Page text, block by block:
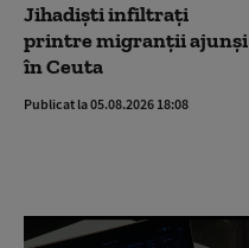
Jihadiști infiltrați
printre migranții ajunși
în Ceuta
Publicat la 05.08.2026 18:08